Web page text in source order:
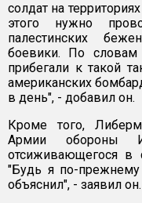
солдат на
этого нужно
палестинских
боевики. По
прибегали к такой
американских
в день", - добавил он.
Кроме того,
Армии обороны
отсиживающегося в
"Будь я по-
объяснил", - заявил он.